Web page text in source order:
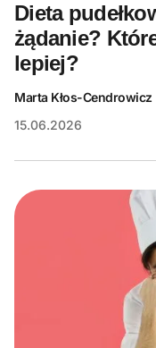
Dieta
żądanie?
lepiej?
Marta Kłos-Cendrowicz
15.06.2026